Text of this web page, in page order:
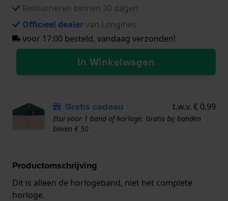
Retourneren binnen 30 dagen
Officieel dealervan Longines
voor 17:00 besteld, vandaag verzonden!
In Winkelwagen
Gratis cadeau t.w.v. € 0,99
Etui voor 1 band of horloge. Gratis bij banden
boven € 50
Productomschrijving
Dit is alleen de horlogeband, niet het complete
horloge.